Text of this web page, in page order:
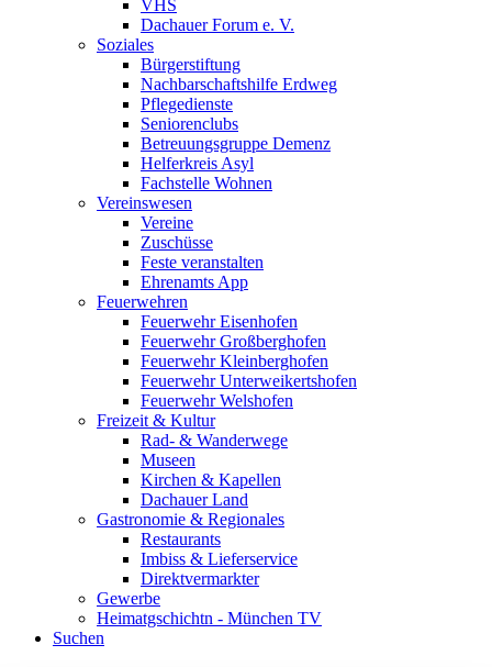
VHS
Dachauer Forum e. V.
Soziales
Bürgerstiftung
Nachbarschaftshilfe Erdweg
Pflegedienste
Seniorenclubs
Betreuungsgruppe Demenz
Helferkreis Asyl
Fachstelle Wohnen
Vereinswesen
Vereine
Zuschüsse
Feste veranstalten
Ehrenamts App
Feuerwehren
Feuerwehr Eisenhofen
Feuerwehr Großberghofen
Feuerwehr Kleinberghofen
Feuerwehr Unterweikertshofen
Feuerwehr Welshofen
Freizeit & Kultur
Rad- & Wanderwege
Museen
Kirchen & Kapellen
Dachauer Land
Gastronomie & Regionales
Restaurants
Imbiss & Lieferservice
Direktvermarkter
Gewerbe
Heimatgschichtn - München TV
Suchen